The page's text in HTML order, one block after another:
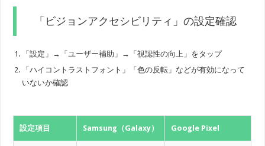
「ビジョンアクセシビリティ」の設定確認
「設定」→「ユーザー補助」→「視認性の向上」をタップ
「ハイコントラストフォント」「色の反転」などが有効になって
いないか確認
設定項目 Samsung（Galaxy） Google Pixel